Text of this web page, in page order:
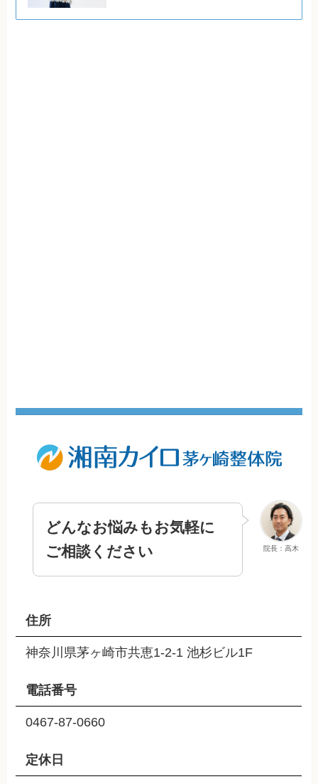
院長：高木
どんなお悩みもお気軽に
ご相談ください
住所
神奈川県茅ヶ崎市共恵1-2-1 池杉ビル1F
電話番号
0467-87-0660
定休日